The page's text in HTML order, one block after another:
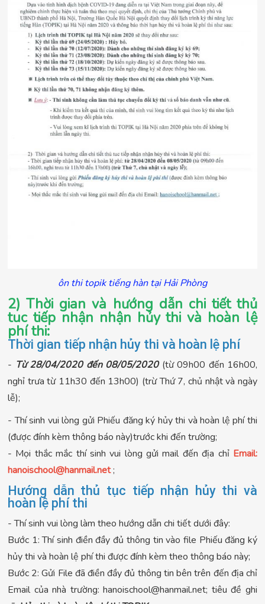
ôn thi topik tiếng hàn tại Hải Phòng
2) Thời gian và hướng dẫn chi tiết thủ
tuc tiếp nhận nhận hủy thi và hoàn lệ
phí thi:
Thời gian tiếp nhận hủy thi và hoàn lệ phí
- Từ 28/04/2020 đến 08/05/2020(từ 09h00 đến 16h00,
nghỉ trưa từ 11h30 đến 13h00) (trừ Thứ 7, chủ nhật và ngày
lễ);
- Thí sinh vui lòng gửi Phiếu đăng ký hủy thi và hoàn lệ phí thi
(được đính kèm thông báo này)trước khi đến trường;
- Mọi thắc mắc thí sinh vui lòng gửi mail đến địa chỉ Email:
hanoischool@hanmail.net;
Hướng dẫn thủ tục tiếp nhận hủy thi và
hoàn lệ phí thi
- Thí sinh vui lòng làm theo hướng dẫn chi tiết dưới đây:
Bước 1: Thí sinh điền đầy đủ thông tin vào file Phiếu đăng ký
hủy thi và hoàn lệ phí thi được đính kèm theo thông báo này;
Bước 2: Gửi File đã điền đầy đủ thông tin bên trên đến địa chỉ
Email của nhà trường:hanoischool@hanmail.net; tiêu đề ghi